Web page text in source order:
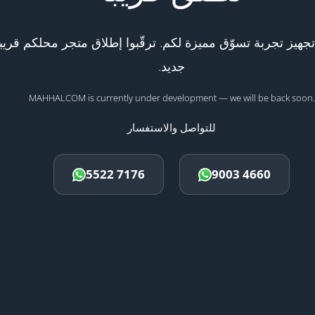
تجربة تسوّق مميزة لكم. ترقّبوا إطلاق متجر محلكم
جديد.
MAHHALCOM is currently under development — we will be back soon.
للتواصل والاستفسار
5522 7176 9003 4660